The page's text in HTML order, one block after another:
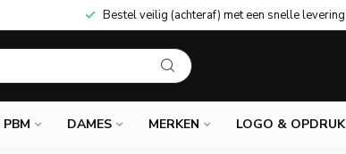
Bestel veilig (achteraf) met een snelle levering
PBM DAMES MERKEN LOGO & OPDRUK